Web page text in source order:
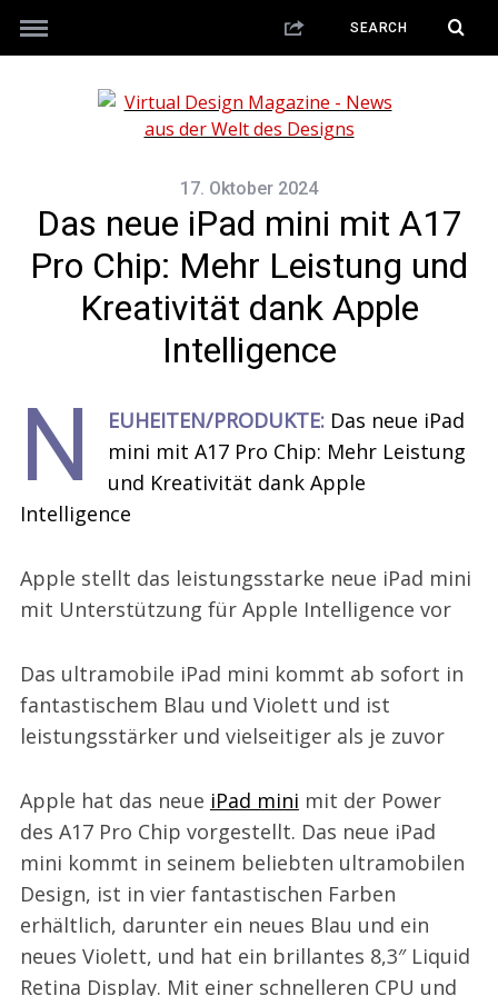
17. Oktober 2024
Das neue iPad mini mit A17
Pro Chip: Mehr Leistung und
Kreativität dank Apple
Intelligence
N EUHEITEN/PRODUKTE: Das neue iPad
mini mit A17 Pro Chip: Mehr Leistung
und Kreativität dank Apple
Intelligence
Apple stellt das leistungsstarke neue iPad mini
mit Unterstützung für Apple Intelligence vor
Das ultramobile iPad mini kommt ab sofort in
fantastischem Blau und Violett und ist
leistungsstärker und vielseitiger als je zuvor
Apple hat das neue iPad mini mit der Power
des A17 Pro Chip vorgestellt. Das neue iPad
mini kommt in seinem beliebten ultramobilen
Design, ist in vier fantastischen Farben
erhältlich, darunter ein neues Blau und ein
neues Violett, und hat ein brillantes 8,3″ Liquid
Retina Display. Mit einer schnelleren CPU und